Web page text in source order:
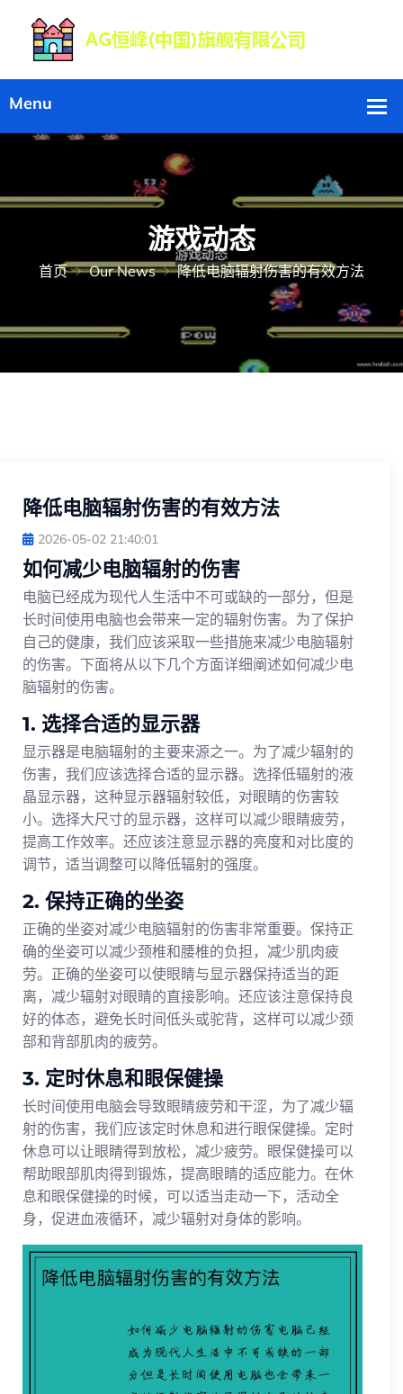
游戏动态
首页 Our News 降低电脑辐射伤害的有效方法
降低电脑辐射伤害的有效方法
2026-05-02 21:40:01
如何减少电脑辐射的伤害
电脑已经成为现代人生活中不可或缺的一部分，但是
长时间使用电脑也会带来一定的辐射伤害。为了保护
自己的健康，我们应该采取一些措施来减少电脑辐射
的伤害。下面将从以下几个方面详细阐述如何减少电
脑辐射的伤害。
1. 选择合适的显示器
显示器是电脑辐射的主要来源之一。为了减少辐射的
伤害，我们应该选择合适的显示器。选择低辐射的液
晶显示器，这种显示器辐射较低，对眼睛的伤害较
小。选择大尺寸的显示器，这样可以减少眼睛疲劳，
提高工作效率。还应该注意显示器的亮度和对比度的
调节，适当调整可以降低辐射的强度。
2. 保持正确的坐姿
正确的坐姿对减少电脑辐射的伤害非常重要。保持正
确的坐姿可以减少颈椎和腰椎的负担，减少肌肉疲
劳。正确的坐姿可以使眼睛与显示器保持适当的距
离，减少辐射对眼睛的直接影响。还应该注意保持良
好的体态，避免长时间低头或驼背，这样可以减少颈
部和背部肌肉的疲劳。
3. 定时休息和眼保健操
长时间使用电脑会导致眼睛疲劳和干涩，为了减少辐
射的伤害，我们应该定时休息和进行眼保健操。定时
休息可以让眼睛得到放松，减少疲劳。眼保健操可以
帮助眼部肌肉得到锻炼，提高眼睛的适应能力。在休
息和眼保健操的时候，可以适当走动一下，活动全
身，促进血液循环，减少辐射对身体的影响。